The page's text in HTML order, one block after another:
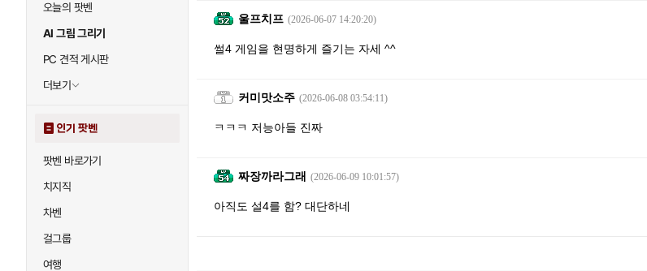
오늘의 팟벤
AI 그림 그리기
PC 견적 게시판
더보기
인기 팟벤
팟벤 바로가기
치지직
차벤
걸그룹
여행
울프치프 (2026-06-07 14:20:20)
썰4 게임을 현명하게 즐기는 자세 ^^
커미맛소주 (2026-06-08 03:54:11)
ㅋㅋㅋ 저능아들 진짜
짜장까라그래 (2026-06-09 10:01:57)
아직도 설4를 함? 대단하네